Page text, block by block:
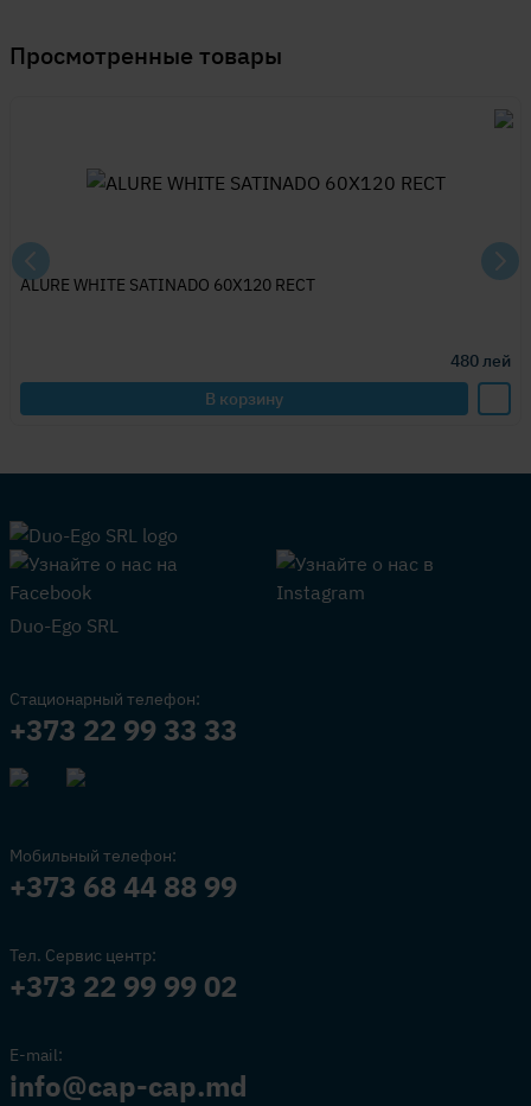
Просмотренные товары
ALURE WHITE SATINADO 60X120 RECT
480лей
В корзину
Duo-Ego SRL
Стационарный телефон:
+373 22 99 33 33
Мобильный телефон:
+373 68 44 88 99
Тел. Сервис центр:
+373 22 99 99 02
E-mail:
info@cap-cap.md